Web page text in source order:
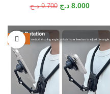
9.700 د.ج 8.000 د.ج
-24%